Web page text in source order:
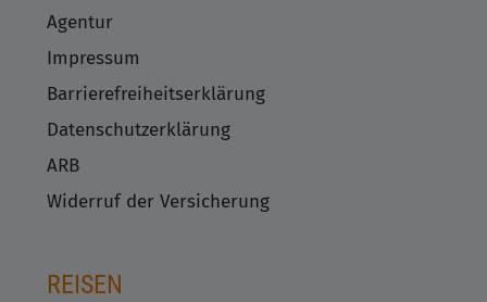
Agentur
Impressum
Barrierefreiheitserklärung
Datenschutzerklärung
ARB
Widerruf der Versicherung
REISEN